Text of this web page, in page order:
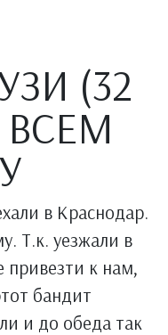
(32
в Краснодар.
Т.к. уезжали в
привезти к нам,
бандит
и до обеда так